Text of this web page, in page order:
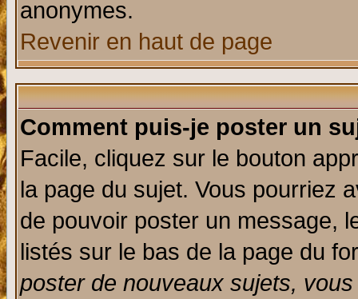
anonymes.
Revenir en haut de page
Comment puis-je poster un
Facile, cliquez sur le bouton
la page du sujet. Vous pourriez
de pouvoir poster un message,
listés sur le bas de la page du
poster de nouveaux sujets,